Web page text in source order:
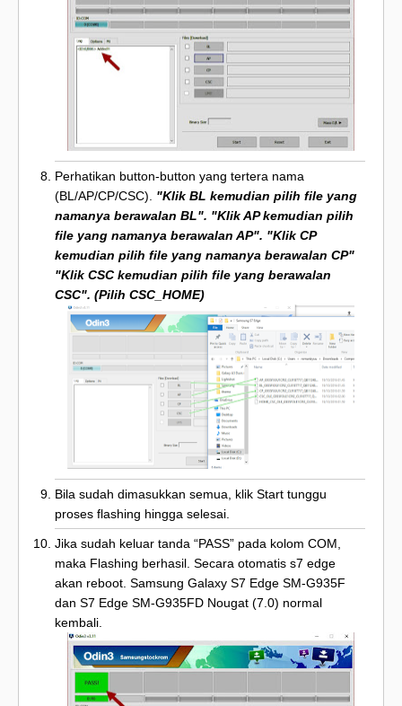
Perhatikan button-button yang tertera nama
(BL/AP/CP/CSC). "Klik BL kemudian pilih file yang
namanya berawalan BL". "Klik AP kemudian pilih
file yang namanya berawalan AP". "Klik CP
kemudian pilih file yang namanya berawalan CP"
"Klik CSC kemudian pilih file yang berawalan
CSC". (Pilih CSC_HOME)
Bila sudah dimasukkan semua, klik Start tunggu
proses flashing hingga selesai.
Jika sudah keluar tanda “PASS” pada kolom COM,
maka Flashing berhasil. Secara otomatis s7 edge
akan reboot. Samsung Galaxy S7 Edge SM-G935F
dan S7 Edge SM-G935FD Nougat (7.0) normal
kembali.